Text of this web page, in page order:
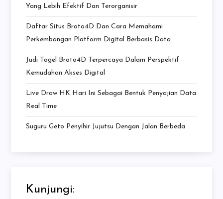
Yang Lebih Efektif Dan Terorganisir
Daftar Situs Broto4D Dan Cara Memahami
Perkembangan Platform Digital Berbasis Data
Judi Togel Broto4D Terpercaya Dalam Perspektif
Kemudahan Akses Digital
Live Draw HK Hari Ini Sebagai Bentuk Penyajian Data
Real Time
Suguru Geto Penyihir Jujutsu Dengan Jalan Berbeda
Kunjungi: